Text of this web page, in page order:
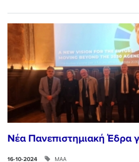
Νέα Πανεπιστημιακή Έδρα
16-10-2024 ΜΑΑ